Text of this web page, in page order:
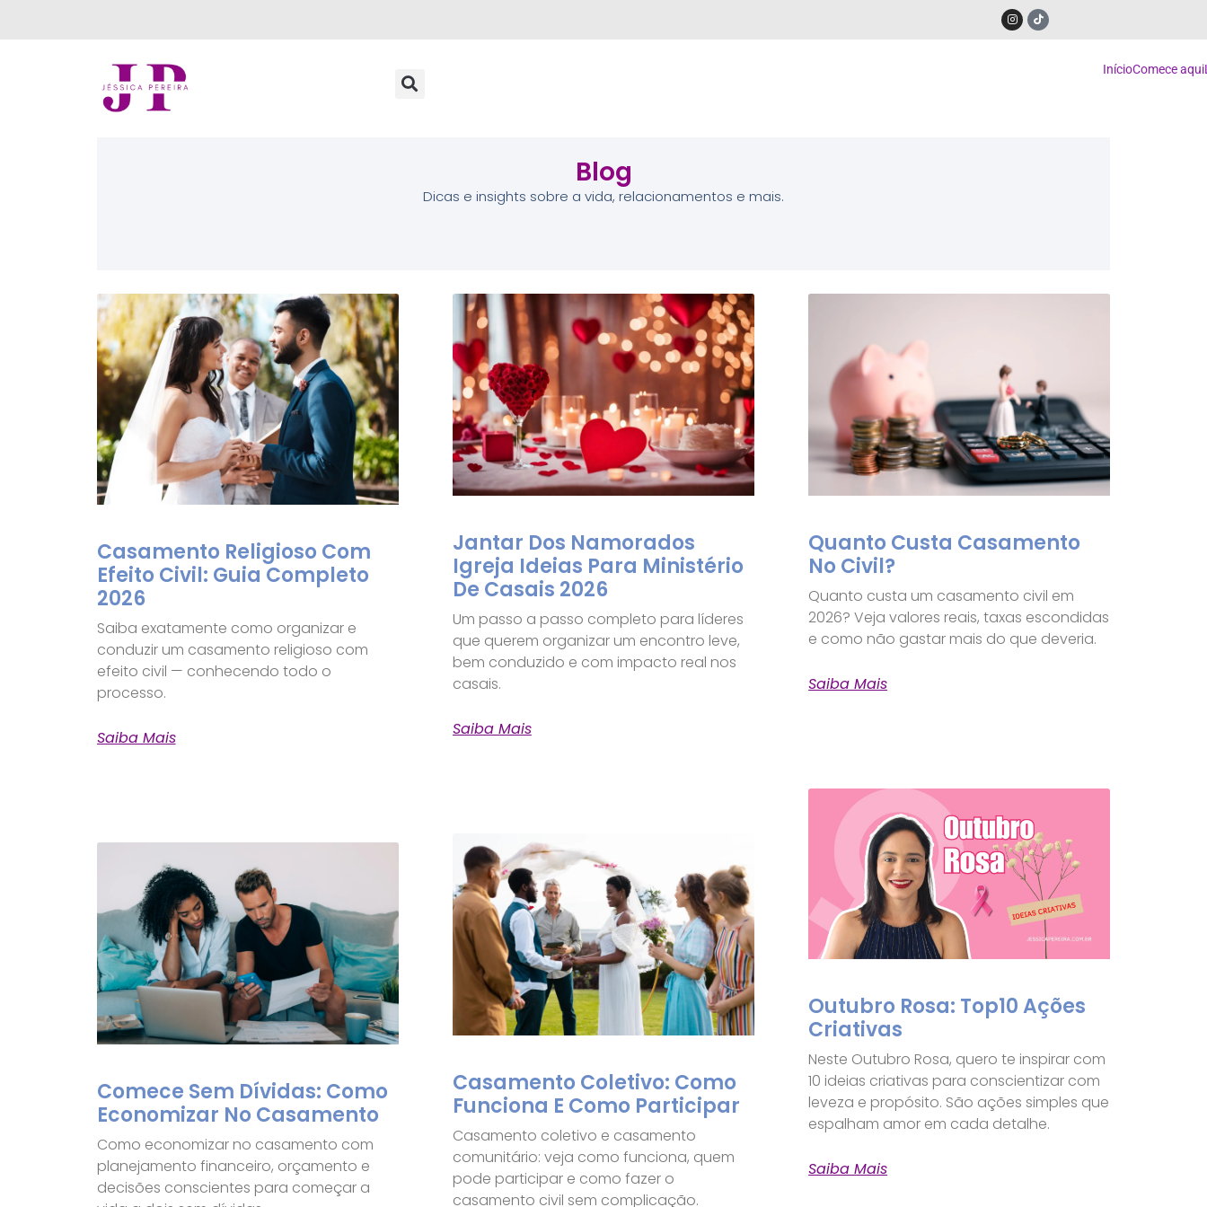
InícioComece aqui
Blog
Dicas e insights sobre a vida, relacionamentos e mais.
Casamento Religioso Com
Efeito Civil: Guia Completo
2026
Saiba exatamente como organizar e
conduzir um casamento religioso com
efeito civil — conhecendo todo o
processo.
Saiba Mais
Jantar Dos Namorados
Igreja Ideias Para Ministério
De Casais 2026
Um passo a passo completo para líderes
que querem organizar um encontro leve,
bem conduzido e com impacto real nos
casais.
Saiba Mais
Quanto Custa Casamento
No Civil?
Quanto custa um casamento civil em
2026? Veja valores reais, taxas escondidas
e como não gastar mais do que deveria.
Saiba Mais
Comece Sem Dívidas: Como
Economizar No Casamento
Como economizar no casamento com
planejamento financeiro, orçamento e
decisões conscientes para começar a
Casamento Coletivo: Como
Funciona E Como Participar
Casamento coletivo e casamento
comunitário: veja como funciona, quem
pode participar e como fazer o
casamento civil sem complicação.
Outubro Rosa: Top10 Ações
Criativas
Neste Outubro Rosa, quero te inspirar com
10 ideias criativas para conscientizar com
leveza e propósito. São ações simples que
espalham amor em cada detalhe.
Saiba Mais